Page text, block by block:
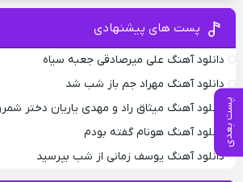
پست بعدی
پست های پیشنهادی
دانلود آهنگ علی میرصادقی جعبه سیاه
دانلود آهنگ مهراد جم باز شب شد
دانلود آهنگ میثاق راد و مهدی یاریان دختر
دانلود آهنگ هونام گفته بودم
دانلود آهنگ یوسف زمانی از شب بپرسید